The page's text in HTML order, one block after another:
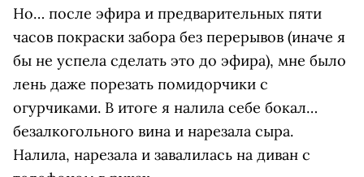
Но… после эфира и предварительных пяти
часов покраски забора без перерывов (иначе я
бы не успела сделать это до эфира), мне было
лень даже порезать помидорчики с
огурчиками. В итоге я налила себе бокал…
безалкогольного вина и нарезала сыра.
Налила, нарезала и завалилась на диван с